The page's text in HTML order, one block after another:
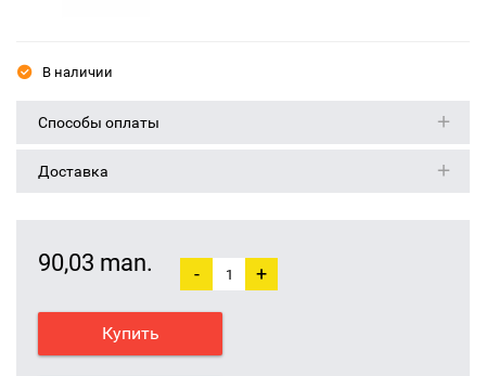
В наличии
Способы оплаты
Доставка
90,03 man. - +
Купить